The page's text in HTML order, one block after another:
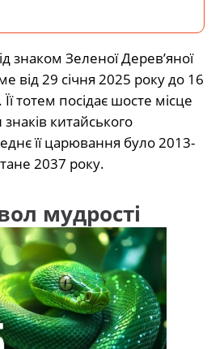
знаком Зеленої Дерев’яної
від 29 січня 2025 року до 16
тотем посідає шосте місце
китайського
її царювання було 2013-
2037 року.
мудрості